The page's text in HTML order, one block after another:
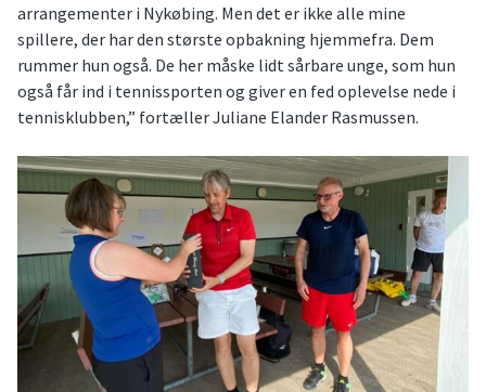
arrangementer i Nykøbing. Men det er ikke alle mine
spillere, der har den største opbakning hjemmefra. Dem
rummer hun også. De her måske lidt sårbare unge, som hun
også får ind i tennissporten og giver en fed oplevelse nede i
tennisklubben,” fortæller Juliane Elander Rasmussen.